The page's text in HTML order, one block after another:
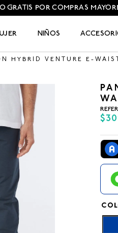
GRATIS POR COMPRAS
NIÑOS
HYBRID VENTURE E-
$